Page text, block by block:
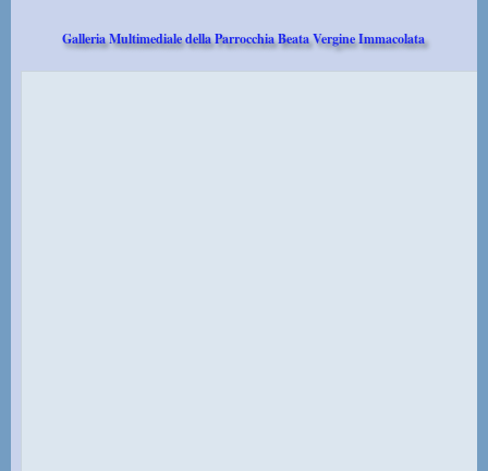
Galleria Multimediale della Parrocchia Beata Vergine Immacolata